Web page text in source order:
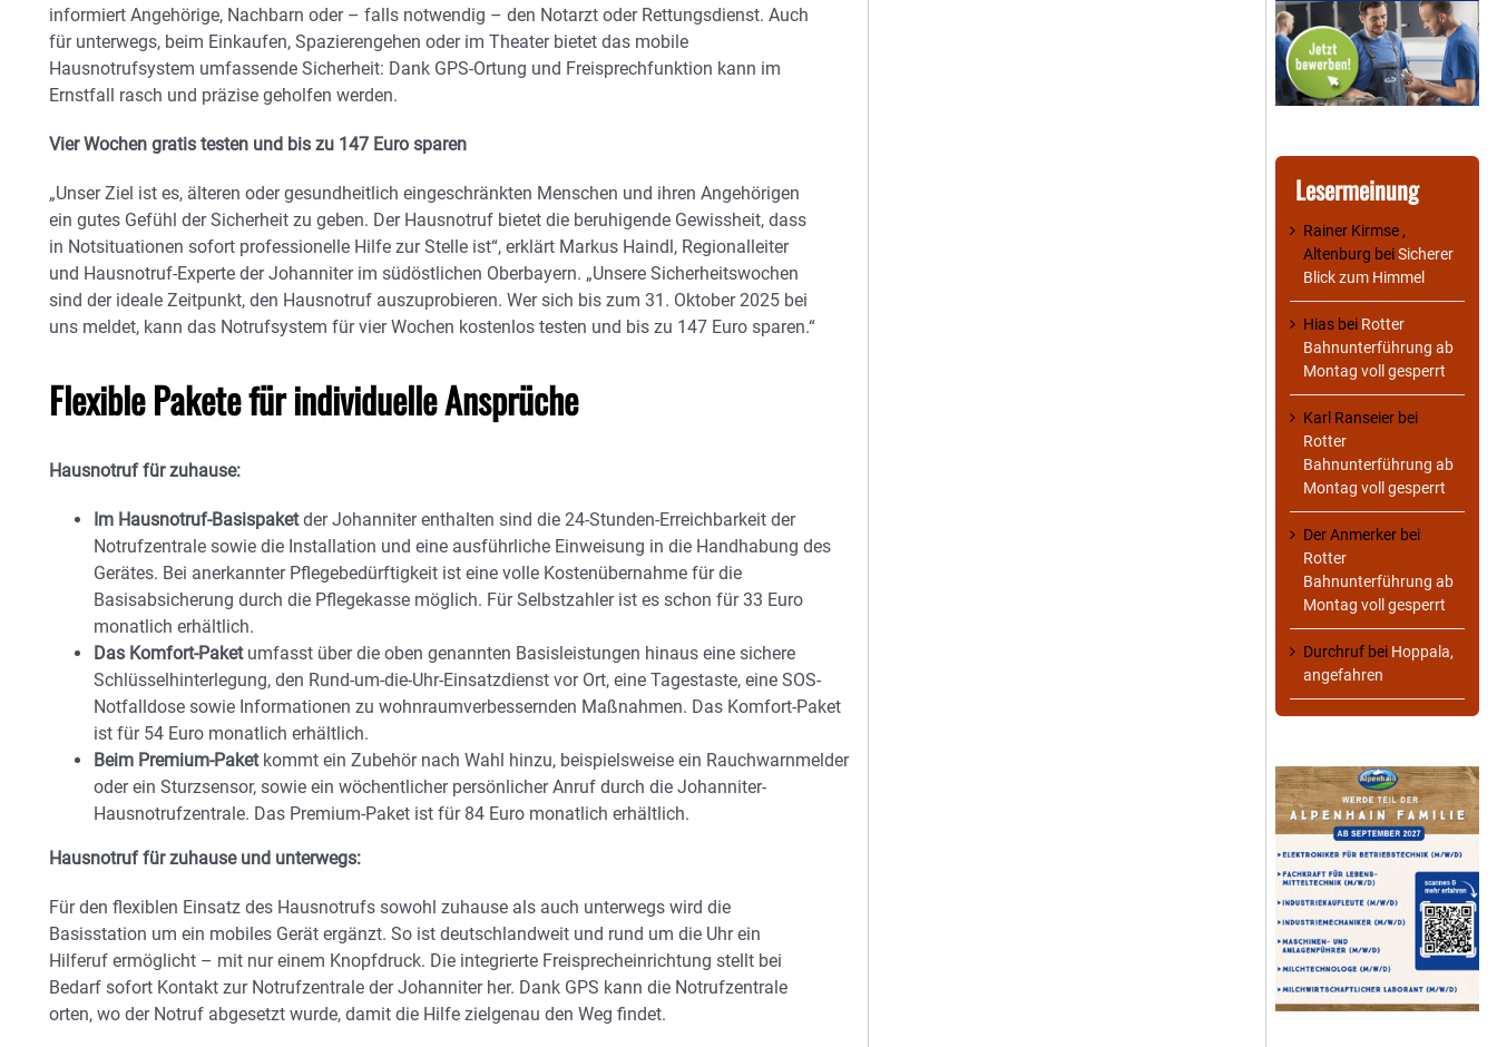
informiert Angehörige, Nachbarn oder – falls notwendig – den Notarzt oder Rettungsdienst. Auch
für unterwegs, beim Einkaufen, Spazierengehen oder im Theater bietet das mobile
Hausnotrufsystem umfassende Sicherheit: Dank GPS-Ortung und Freisprechfunktion kann im
Ernstfall rasch und präzise geholfen werden.
Vier Wochen gratis testen und bis zu 147 Euro sparen
„Unser Ziel ist es, älteren oder gesundheitlich eingeschränkten Menschen und ihren Angehörigen
ein gutes Gefühl der Sicherheit zu geben. Der Hausnotruf bietet die beruhigende Gewissheit, dass
in Notsituationen sofort professionelle Hilfe zur Stelle ist“, erklärt Markus Haindl, Regionalleiter
und Hausnotruf-Experte der Johanniter im südöstlichen Oberbayern. „Unsere Sicherheitswochen
sind der ideale Zeitpunkt, den Hausnotruf auszuprobieren. Wer sich bis zum 31. Oktober 2025 bei
uns meldet, kann das Notrufsystem für vier Wochen kostenlos testen und bis zu 147 Euro sparen.“
Flexible Pakete für individuelle Ansprüche
Hausnotruf für zuhause:
Im Hausnotruf-Basispaketder Johanniter enthalten sind die 24-Stunden-Erreichbarkeit der
Notrufzentrale sowie die Installation und eine ausführliche Einweisung in die Handhabung des
Gerätes. Bei anerkannter Pflegebedürftigkeit ist eine volle Kostenübernahme für die
Basisabsicherung durch die Pflegekasse möglich. Für Selbstzahler ist es schon für 33 Euro
monatlich erhältlich.
Das Komfort-Paketumfasst über die oben genannten Basisleistungen hinaus eine sichere
Schlüsselhinterlegung, den Rund-um-die-Uhr-Einsatzdienst vor Ort, eine Tagestaste, eine SOS-
Notfalldose sowie Informationen zu wohnraumverbessernden Maßnahmen. Das Komfort-Paket
ist für 54 Euro monatlich erhältlich.
Beim Premium-Paketkommt ein Zubehör nach Wahl hinzu, beispielsweise ein Rauchwarnmelder
oder ein Sturzsensor, sowie ein wöchentlicher persönlicher Anruf durch die Johanniter-
Hausnotrufzentrale. Das Premium-Paket ist für 84 Euro monatlich erhältlich.
Hausnotruf für zuhause und unterwegs:
Für den flexiblen Einsatz des Hausnotrufs sowohl zuhause als auch unterwegs wird die
Basisstation um ein mobiles Gerät ergänzt. So ist deutschlandweit und rund um die Uhr ein
Hilferuf ermöglicht – mit nur einem Knopfdruck. Die integrierte Freisprecheinrichtung stellt bei
Bedarf sofort Kontakt zur Notrufzentrale der Johanniter her. Dank GPS kann die Notrufzentrale
orten, wo der Notruf abgesetzt wurde, damit die Hilfe zielgenau den Weg findet.
Lesermeinung
Rainer Kirmse ,
Altenburg beiSicherer
Blick zum Himmel
Hias bei Rotter
Bahnunterführung ab
Montag voll gesperrt
Karl Ranseier bei
Rotter
Bahnunterführung ab
Montag voll gesperrt
Der Anmerker bei
Rotter
Bahnunterführung ab
Montag voll gesperrt
Durchruf bei Hoppala,
angefahren